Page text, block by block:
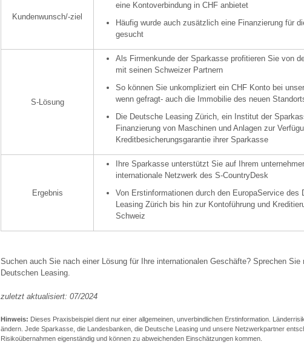
Kundenwunsch/-ziel
eine Kontoverbindung in CHF anbietet
Häufig wurde auch zusätzlich eine Finanzierung für
gesucht
S-Lösung
Als Firmenkunde der Sparkasse profitieren Sie von
mit seinen Schweizer Partnern
So können Sie unkompliziert ein CHF Konto bei
wenn gefragt- auch die Immobilie des neuen
Die Deutsche Leasing Zürich, ein Institut der
Finanzierung von Maschinen und Anlagen zur
Kreditbesicherungsgarantie ihrer Sparkasse
Ergebnis
Ihre Sparkasse unterstützt Sie auf Ihrem
internationale Netzwerk des S-CountryDesk
Von Erstinformationen durch den EuropaService des
Leasing Zürich bis hin zur Kontoführung und
Schweiz
Suchen auch Sie nach einer Lösung für Ihre internationalen Geschäfte? Sprechen
Deutschen Leasing.
zuletzt aktualisiert: 07/2024
Hinweis: Dieses Praxisbeispiel dient nur einer allgemeinen, unverbindlichen Erstinformation.
ändern. Jede Sparkasse, die Landesbanken, die Deutsche Leasing und unsere Netzwerkpartner
Risikoübernahmen eigenständig und können zu abweichenden Einschätzungen kommen.